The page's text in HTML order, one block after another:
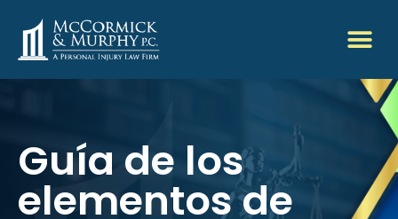
Guía de los
elementos de